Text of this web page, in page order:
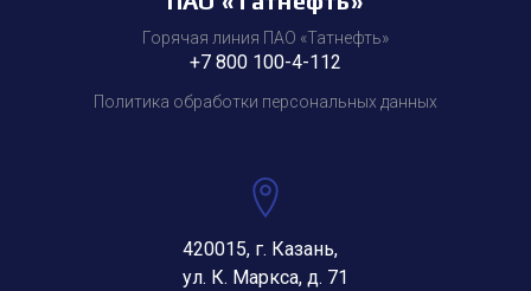
Горячая линия ПАО «Татнефть»
+7 800 100-4-112
Политика обработки персональных данных
420015, г. Казань,
ул. К. Маркса, д. 71